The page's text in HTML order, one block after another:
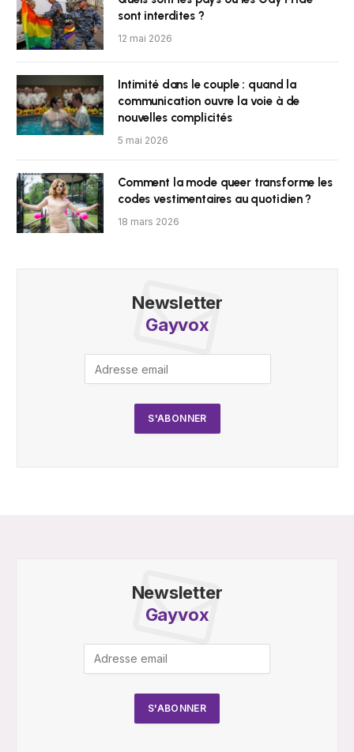
sont interdites ?
12 mai 2026
Intimité dans le couple : quand la
communication ouvre la voie à de
nouvelles complicités
5 mai 2026
Comment la mode queer transforme les
codes vestimentaires au quotidien ?
18 mars 2026
Newsletter
Gayvox
Newsletter
Gayvox